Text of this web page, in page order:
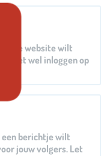
je de website wilt
moet wel inloggen op
berichtje wilt
jouw volgers. Let